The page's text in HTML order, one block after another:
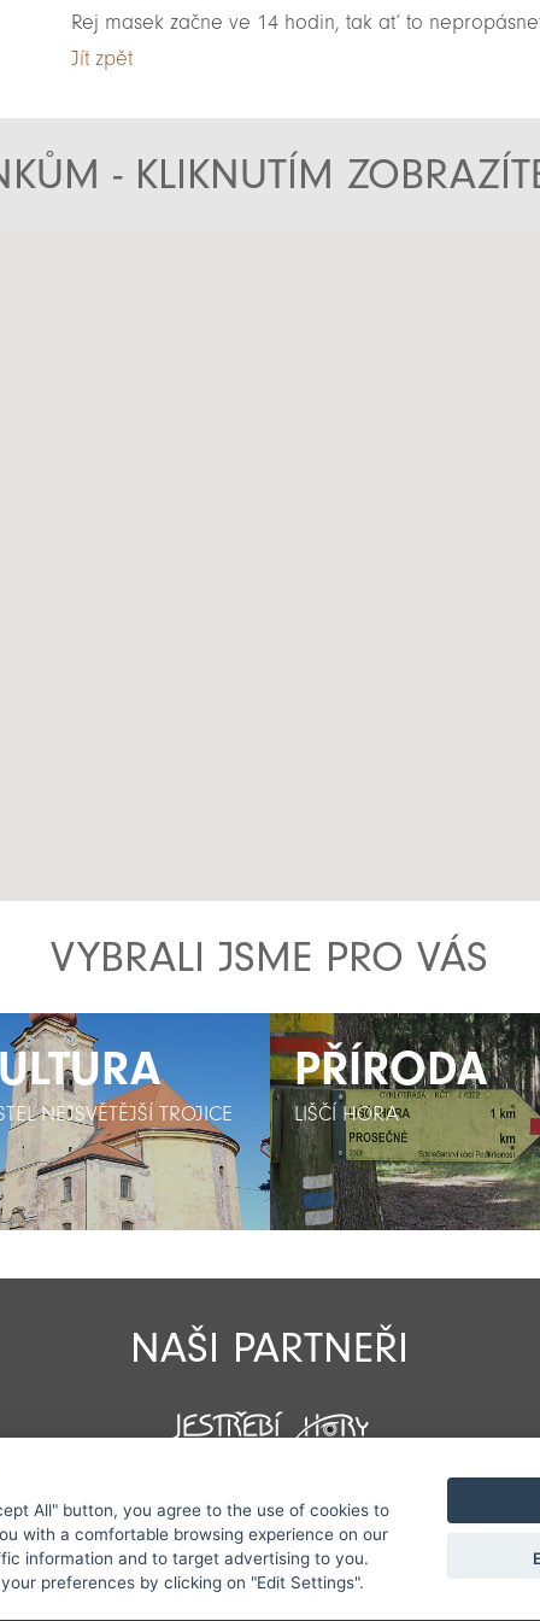
Rej masek začne ve 14 hodin, tak ať to
Jít zpět
- KLIKNUTÍM
VYBRALI JSME PRO VÁS
NEJSVĚTĚJŠÍ TROJICE
NEJSVĚTĚJŠÍ TROJICE
PŘÍRODA
LIŠČÍ HORA
PŘÍRODA
LIŠČÍ HORA
NAŠI PARTNEŘI
práva vyhrazena serveru www.podkrkonosi.info |
zveřejňovaných informací a vyhrazuje si právo
Sekce pro starosty/ředitele|Nastavení cookies
All" button, you agree to the use of cookies to
with a comfortable browsing experience on our
information and to target advertising to you.
preferences by clicking on "Edit Settings".